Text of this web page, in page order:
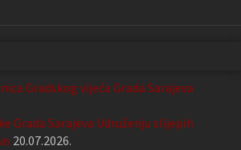
Gradskog vijeća Grada Sarajeva
Grada Sarajeva Udruženju slijepih
20.07.2026.